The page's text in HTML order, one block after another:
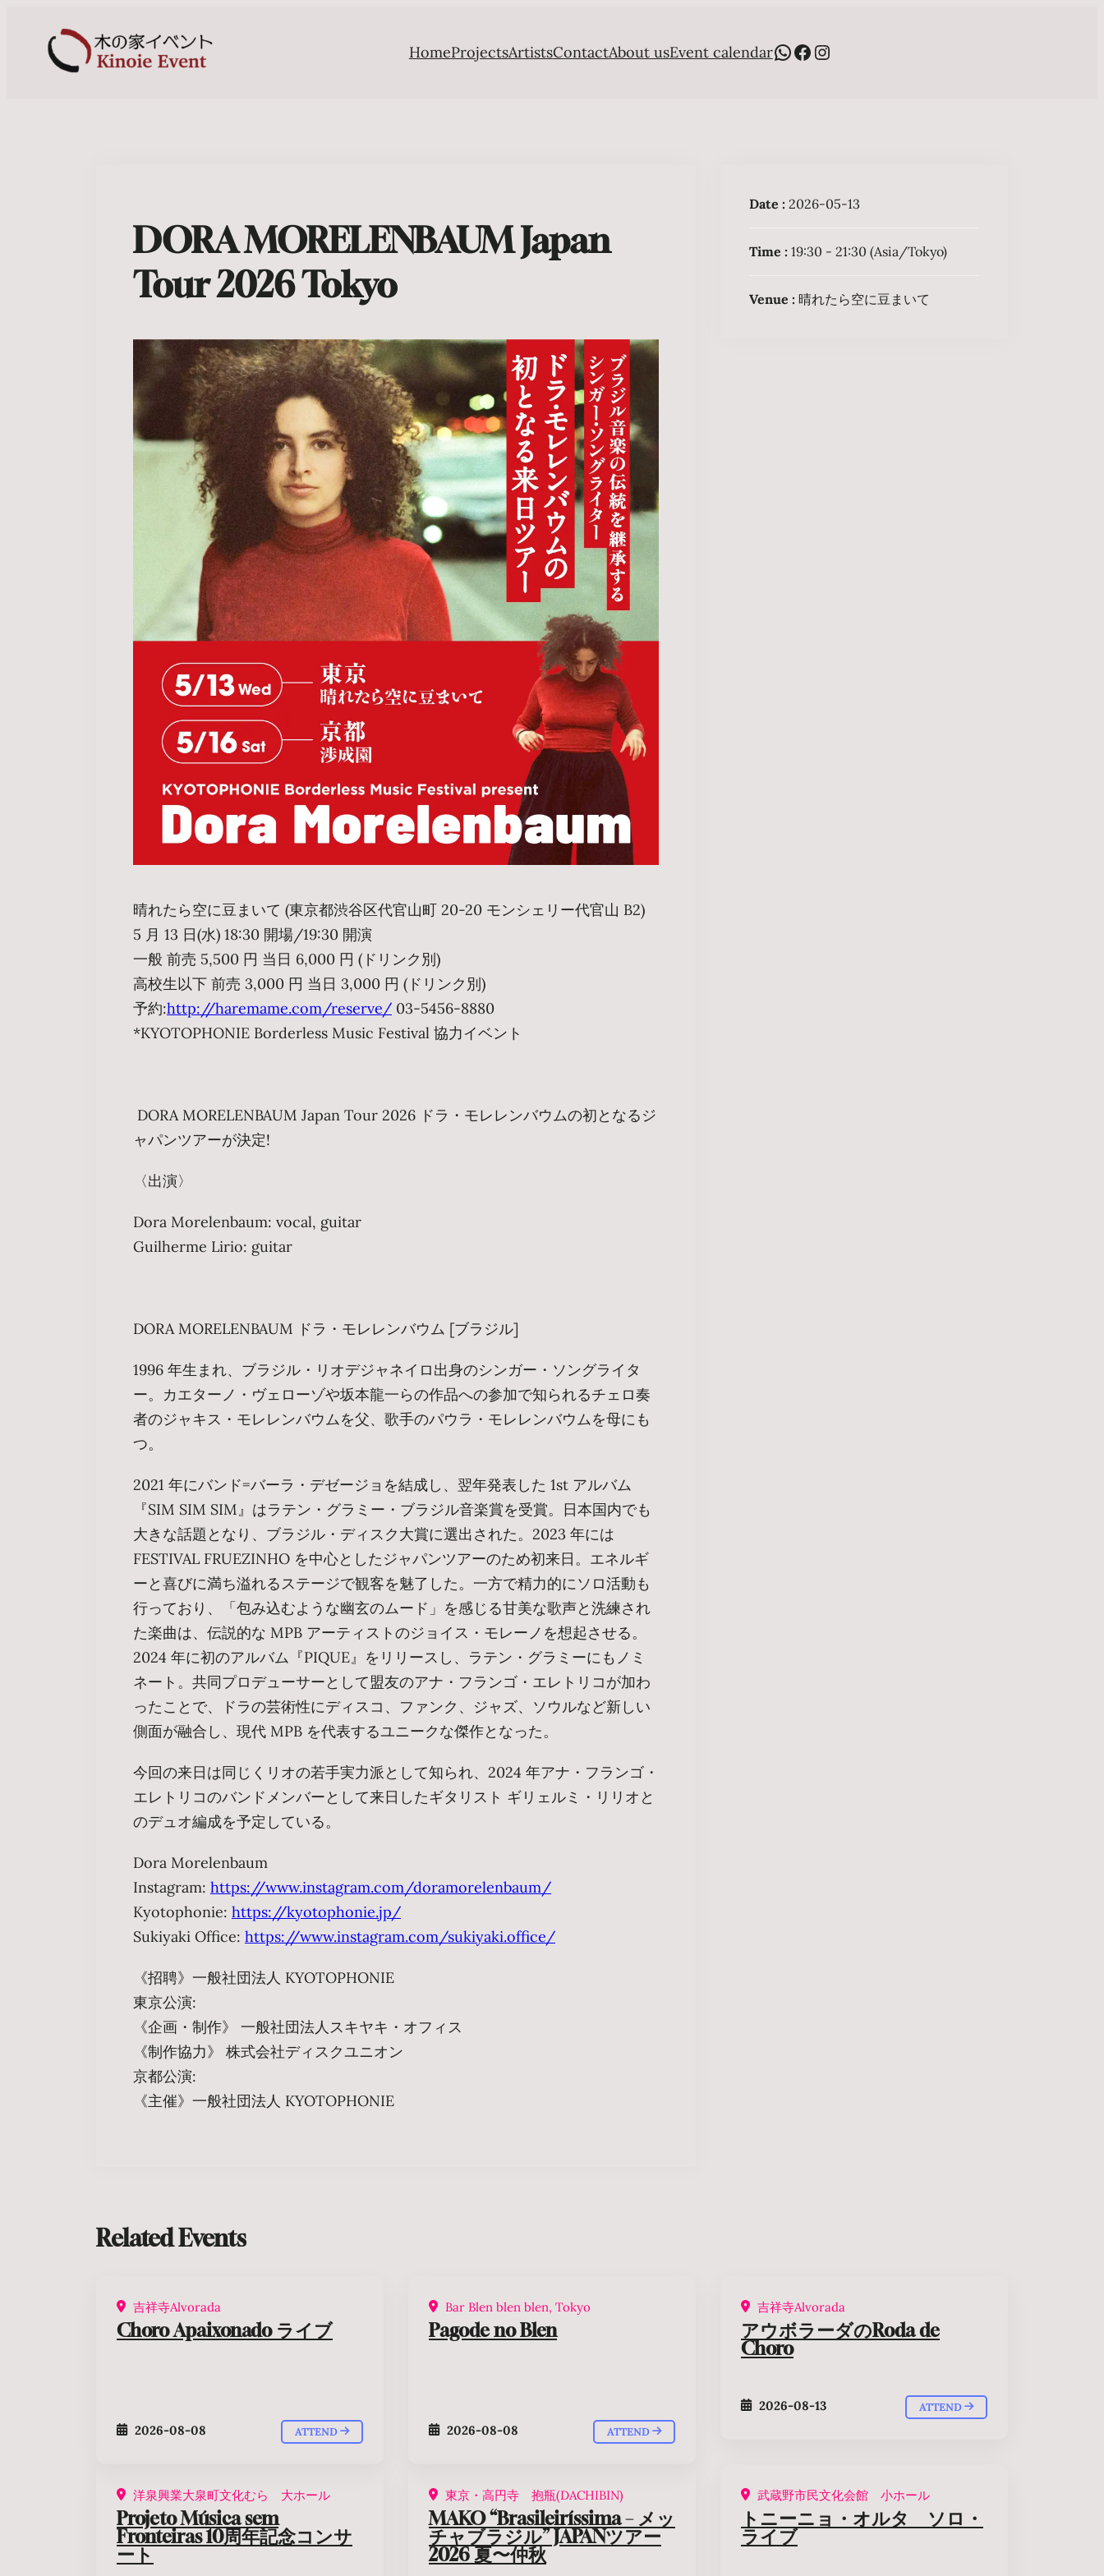
HomeProjectsArtistsContactAbout usEvent calendarWhatsApp
Facebook
Instagram
DORA MORELENBAUM Japan
Tour 2026 Tokyo
晴れたら空に豆まいて (東京都渋谷区代官山町 20-20 モンシェリー代官山 B2)
5 月 13 日(水) 18:30 開場/19:30 開演
一般 前売 5,500 円 当日 6,000 円 (ドリンク別)
高校生以下 前売 3,000 円 当日 3,000 円 (ドリンク別)
予約:http://haremame.com/reserve/ 03-5456-8880
*KYOTOPHONIE Borderless Music Festival 協力イベント
DORA MORELENBAUM Japan Tour 2026 ドラ・モレレンバウムの初となるジ
ャパンツアーが決定!
〈出演〉
Dora Morelenbaum: vocal, guitar
Guilherme Lirio: guitar
DORA MORELENBAUM ドラ・モレレンバウム [ブラジル]
1996 年生まれ、ブラジル・リオデジャネイロ出身のシンガー・ソングライタ
ー。カエターノ・ヴェローゾや坂本龍一らの作品への参加で知られるチェロ奏
者のジャキス・モレレンバウムを父、歌手のパウラ・モレレンバウムを母にも
つ。
2021 年にバンド=バーラ・デゼージョを結成し、翌年発表した 1st アルバム
『SIM SIM SIM』はラテン・グラミー・ブラジル音楽賞を受賞。日本国内でも
大きな話題となり、ブラジル・ディスク大賞に選出された。2023 年には
FESTIVAL FRUEZINHO を中心としたジャパンツアーのため初来日。エネルギ
ーと喜びに満ち溢れるステージで観客を魅了した。一方で精力的にソロ活動も
行っており、「包み込むような幽玄のムード」を感じる甘美な歌声と洗練され
た楽曲は、伝説的な MPB アーティストのジョイス・モレーノを想起させる。
2024 年に初のアルバム『PIQUE』をリリースし、ラテン・グラミーにもノミ
ネート。共同プロデューサーとして盟友のアナ・フランゴ・エレトリコが加わ
ったことで、ドラの芸術性にディスコ、ファンク、ジャズ、ソウルなど新しい
側面が融合し、現代 MPB を代表するユニークな傑作となった。
今回の来日は同じくリオの若手実力派として知られ、2024 年アナ・フランゴ・
エレトリコのバンドメンバーとして来日したギタリスト ギリェルミ・リリオと
のデュオ編成を予定している。
Dora Morelenbaum
Instagram: https://www.instagram.com/doramorelenbaum/
Kyotophonie: https://kyotophonie.jp/
Sukiyaki Office: https://www.instagram.com/sukiyaki.office/
《招聘》一般社団法人 KYOTOPHONIE
東京公演:
《企画・制作》 一般社団法人スキヤキ・オフィス
《制作協力》 株式会社ディスクユニオン
京都公演:
《主催》一般社団法人 KYOTOPHONIE
Date : 2026-05-13
Time : 19:30 - 21:30 (Asia/Tokyo)
Venue : 晴れたら空に豆まいて
Related Events
吉祥寺Alvorada
Choro Apaixonado ライブ
2026-08-08 ATTEND
Bar Blen blen blen, Tokyo
Pagode no Blen
2026-08-08 ATTEND
吉祥寺Alvorada
アウボラーダのRoda de
Choro
2026-08-13 ATTEND
洋泉興業大泉町文化むら 大ホール
Projeto Música sem
Fronteiras 10周年記念コンサ
ート
東京・高円寺 抱瓶(DACHIBIN)
MAKO “Brasileiríssima – メッ
チャブラジル” JAPANツアー
2026 夏〜仲秋
武蔵野市民文化会館 小ホール
トニーニョ・オルタ ソロ・
ライブ